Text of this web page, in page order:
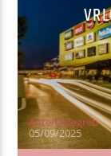
Antena Zagreb
05/09/2025